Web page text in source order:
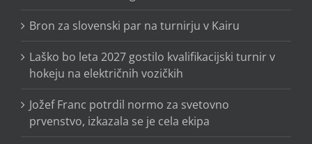
Bron za slovenski par na turnirju v Kairu
Laško bo leta 2027 gostilo kvalifikacijski turnir v
hokeju na električnih vozičkih
Jožef Franc potrdil normo za svetovno
prvenstvo, izkazala se je cela ekipa